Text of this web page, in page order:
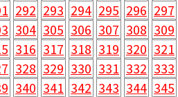
292 293 294 295 296 297
304 305 306 307 308 309
316 317 318 319 320 321
328 329 330 331 332 333
340 341 342 343 344 345